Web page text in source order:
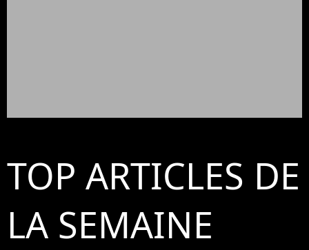
TOP ARTICLES DE
LA SEMAINE